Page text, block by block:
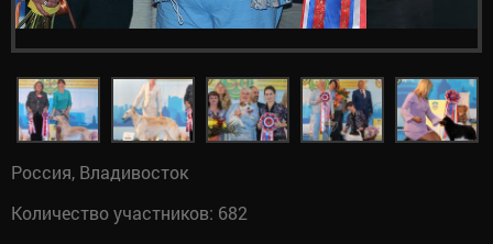
Россия, Владивосток
Количество участников: 682